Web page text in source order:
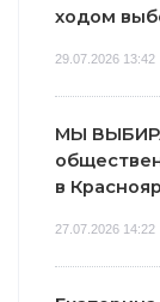
ходом
29.07.2026 13:42
МЫ
в
27.07.2026 14:22